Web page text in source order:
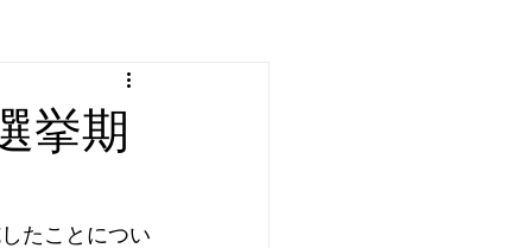
挙期
たことについ